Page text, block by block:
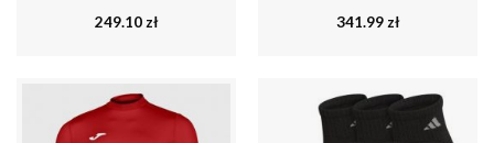
249.10zł 341.99zł